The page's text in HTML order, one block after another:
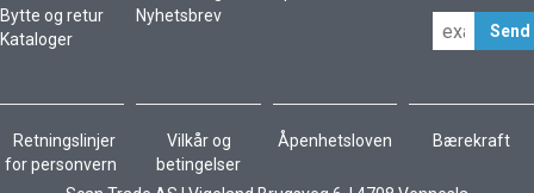
Bytte og retur
Kataloger
Nyhetsbrev
Retningslinjer
for personvern
Vilkår og
betingelser
Åpenhetsloven Bærekraft